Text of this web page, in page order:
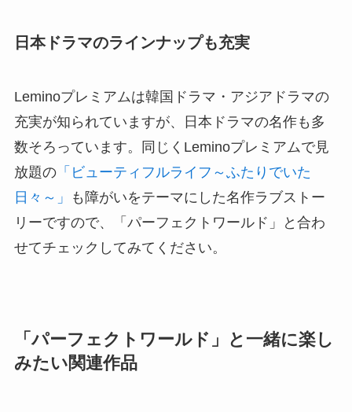
日本ドラマのラインナップも充実
Leminoプレミアムは韓国ドラマ・アジアドラマの
充実が知られていますが、日本ドラマの名作も多
数そろっています。同じくLeminoプレミアムで見
放題の「ビューティフルライフ～ふたりでいた
日々～」
も障がいをテーマにした名作ラブストー
リーですので、「パーフェクトワールド」と合わ
せてチェックしてみてください。
「パーフェクトワールド」と一緒に楽し
みたい関連作品